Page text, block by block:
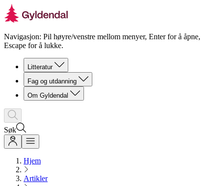
Navigasjon: Pil høyre/venstre mellom menyer, Enter for å åpne,
Escape for å lukke.
Litteratur
Fag og utdanning
Om Gyldendal
Søk
Hjem
Artikler